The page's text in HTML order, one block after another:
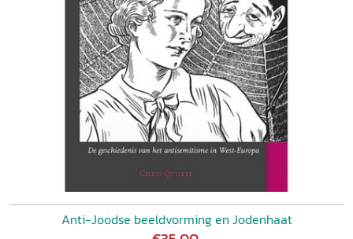
Anti-Joodse beeldvorming en Jodenhaat